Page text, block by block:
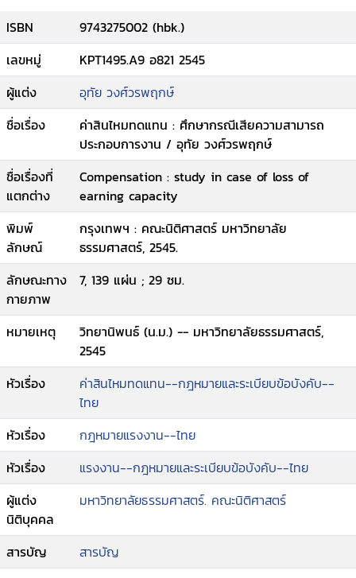
ISBN
9743275002 (hbk.)
เลขหมู่
KPT1495.A9 อ821 2545
ผู้แต่ง
อุทัย วงศ์วรพฤกษ์
ชื่อเรื่อง
ค่าสินไหมทดแทน : ศึกษากรณีเสียความสามารถ
ประกอบการงาน / อุทัย วงศ์วรพฤกษ์
ชื่อเรื่องที่
แตกต่าง
Compensation : study in case of loss of
earning capacity
พิมพ์
ลักษณ์
กรุงเทพฯ : คณะนิติศาสตร์ มหาวิทยาลัย
ธรรมศาสตร์, 2545.
ลักษณะทาง
กายภาพ
7, 139 แผ่น ; 29 ซม.
หมายเหตุ
วิทยานิพนธ์ (น.ม.) -- มหาวิทยาลัยธรรมศาสตร์,
2545
หัวเรื่อง
ค่าสินไหมทดแทน--กฎหมายและระเบียบข้อบังคับ--
ไทย
หัวเรื่อง
กฎหมายแรงงาน--ไทย
หัวเรื่อง
แรงงาน--กฎหมายและระเบียบข้อบังคับ--ไทย
ผู้แต่ง
นิติบุคคล
มหาวิทยาลัยธรรมศาสตร์. คณะนิติศาสตร์
สารบัญ สารบัญ